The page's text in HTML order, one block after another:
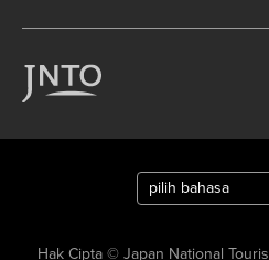
Hak Cipta © Japan National